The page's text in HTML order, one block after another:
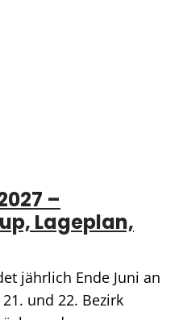
–
Lageplan,
jährlich Ende Juni an
und 22. Bezirk